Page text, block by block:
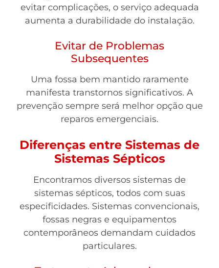
evitar complicações, o serviço adequada
aumenta a durabilidade do instalação.
Evitar de Problemas
Subsequentes
Uma fossa bem mantido raramente
manifesta transtornos significativos. A
prevenção sempre será melhor opção que
reparos emergenciais.
Diferenças entre Sistemas de
Sistemas Sépticos
Encontramos diversos sistemas de
sistemas sépticos, todos com suas
especificidades. Sistemas convencionais,
fossas negras e equipamentos
contemporâneos demandam cuidados
particulares.